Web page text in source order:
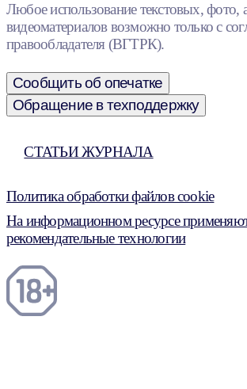
Любое использование текстовых, фото,
видеоматериалов возможно только с
правообладателя (ВГТРК).
Сообщить об опечатке
Обращение в техподдержку
СТАТЬИ ЖУРНАЛА
Политика обработки файлов cookie
На информационном ресурсе
рекомендательные технологии